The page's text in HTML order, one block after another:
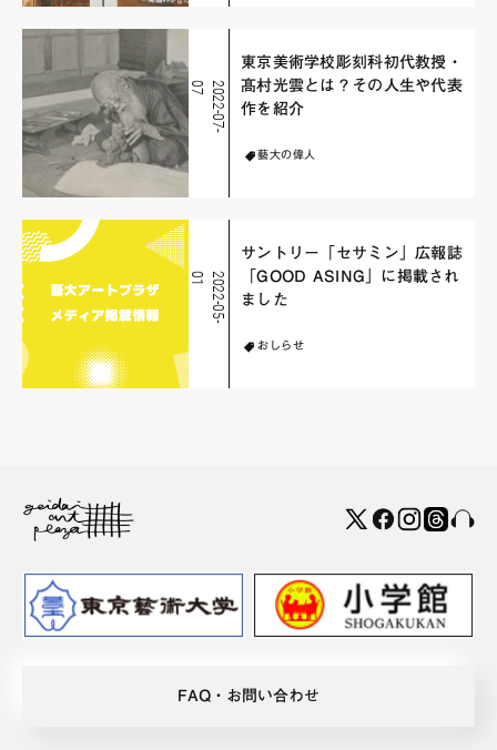
2
0
2
2
-
0
7
-
0
7
東京美術学校彫刻科初代教授・
髙村光雲とは？その人生や代表
作を紹介
藝大の偉人
2
0
2
2
-
0
5
-
0
1
サントリー「セサミン」広報誌
「GOOD ASING」に掲載され
ました
おしらせ
FAQ・お問い合わせ